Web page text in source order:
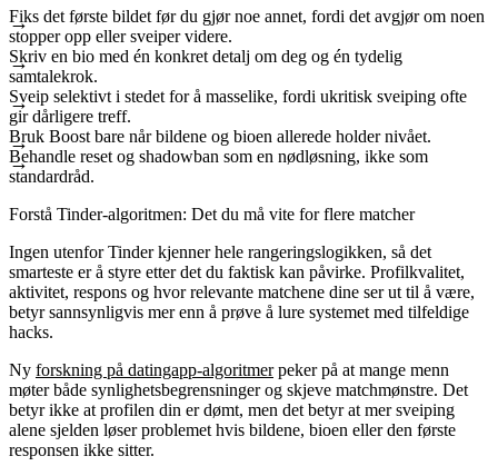
Fiks det første bildet før du gjør noe annet, fordi det avgjør om noen
stopper opp eller sveiper videre.
Skriv en bio med én konkret detalj om deg og én tydelig
samtalekrok.
Sveip selektivt i stedet for å masselike, fordi ukritisk sveiping ofte
gir dårligere treff.
Bruk Boost bare når bildene og bioen allerede holder nivået.
Behandle reset og shadowban som en nødløsning, ikke som
standardråd.
Forstå Tinder-algoritmen: Det du må vite for flere matcher
Ingen utenfor Tinder kjenner hele rangeringslogikken, så det
smarteste er å styre etter det du faktisk kan påvirke. Profilkvalitet,
aktivitet, respons og hvor relevante matchene dine ser ut til å være,
betyr sannsynligvis mer enn å prøve å lure systemet med tilfeldige
hacks.
Ny forskning på datingapp-algoritmerpeker på at mange menn
møter både synlighetsbegrensninger og skjeve matchmønstre. Det
betyr ikke at profilen din er dømt, men det betyr at mer sveiping
alene sjelden løser problemet hvis bildene, bioen eller den første
responsen ikke sitter.